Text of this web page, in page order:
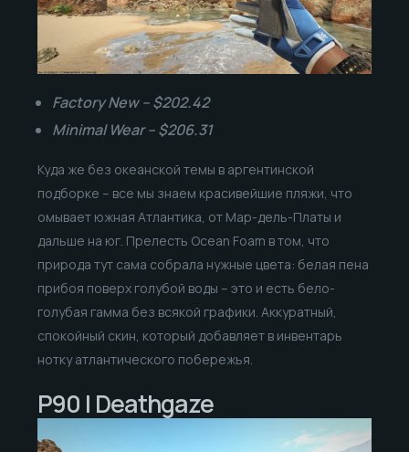
Factory New – $202.42
Minimal Wear – $206.31
Куда же без океанской темы в аргентинской
подборке – все мы знаем красивейшие пляжи, что
омывает южная Атлантика, от Мар-дель-Платы и
дальше на юг. Прелесть Ocean Foam в том, что
природа тут сама собрала нужные цвета: белая пена
прибоя поверх голубой воды – это и есть бело-
голубая гамма без всякой графики. Аккуратный,
спокойный скин, который добавляет в инвентарь
нотку атлантического побережья.
P90 | Deathgaze